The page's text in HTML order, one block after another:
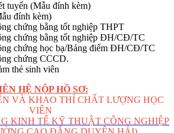
tuyển (Mẫu đính kèm)
đính kèm)
chứng bằng tốt nghiệp THPT
chứng bằng tốt nghiệp ĐH/CĐ/TC
chứng học bạ/Bảng điểm ĐH/CĐ/TC
chứng CCCD.
thẻ sinh viên
HỆ NỘP HỒ SƠ:
VÀ KHAO THÍ CHẤT LƯỢNG HỌC
VIÊN
KINH TẾ KỸ THUẬT CÔNG NGHIỆP